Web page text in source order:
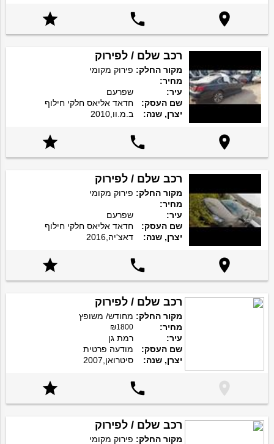



רכב שלם / לפירוק
מקור החלק: פירוק מקומי
מחיר:
עיר:
שפרעם
שם העסק:
חדאד אליאס חלקי חילוף
יצרן, שנה:
ב.מ.וו,2010



רכב שלם / לפירוק
מקור החלק: פירוק מקומי
מחיר:
עיר:
שפרעם
שם העסק:
חדאד אליאס חלקי חילוף
יצרן, שנה:
דאצ'יה,2016



רכב שלם / לפירוק
מקור החלק: מחודש/ משופץ
מחיר:
₪1800
עיר:
רמת גן
שם העסק:
מודעה פרטית
יצרן, שנה:
סיטרואן,2007



רכב שלם / לפירוק
מקור החלק: פירוק מקומי